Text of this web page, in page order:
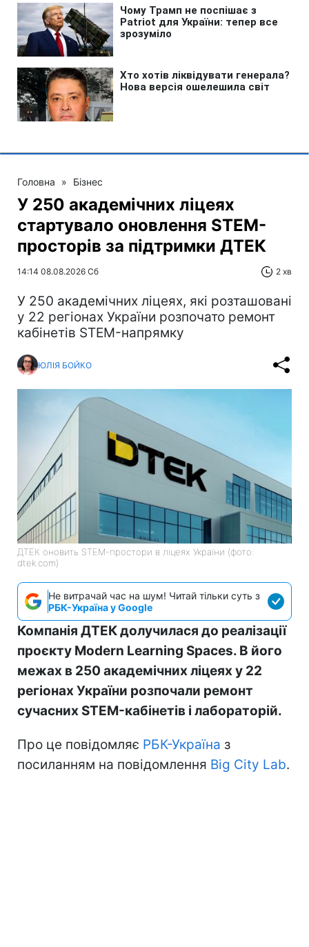
Головна » Бізнес
У 250 академічних ліцеях
стартувало оновлення STEM-
просторів за підтримки ДТЕК​‌
14:14 08.08.2026 Сб 2 хв
У 250 академічних ліцеях, які розташовані
у 22 регіонах України розпочато ремонт
кабінетів STEM-напрямку
ЮЛІЯ БОЙКО
ДТЕК оновить STEM-простори в ліцеях України (фото:
dtek.com)
Не витрачай час на шум! Читай тільки суть з
РБК-Україна у Google
Компанія ДТЕК долучилася до реалізації
проєкту Modern Learning Spaces. В його
межах в 250 академічних ліцеях у 22
регіонах України розпочали ремонт
сучасних STEM-кабінетів і лабораторій.
Про це повідомляє РБК-Україна з
посиланням на повідомлення Big City Lab.